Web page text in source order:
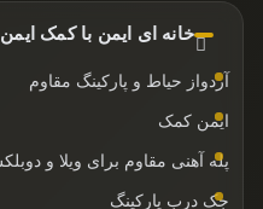
خانه ای ایمن با کمک
آردواز حیاط و پارکینگ مقاوم
ایمن کمک
پله آهنی مقاوم برای ویلا و
جک درب پارکینگ